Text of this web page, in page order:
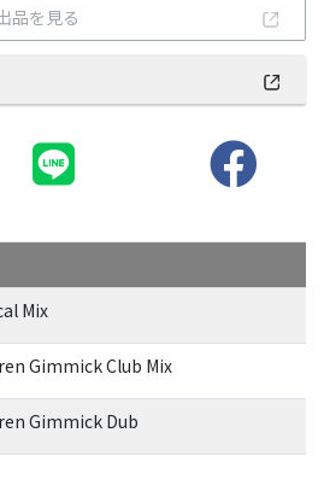
品を見る
Mix
Gimmick Club Mix
Gimmick Dub